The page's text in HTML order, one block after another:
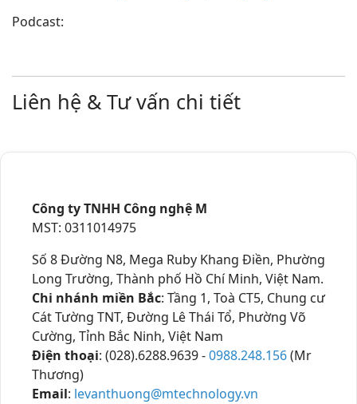
Podcast:
Liên hệ & Tư vấn chi tiết
Công ty TNHH Công nghệ M
MST: 0311014975
Số 8 Đường N8, Mega Ruby Khang Điền, Phường
Long Trường, Thành phố Hồ Chí Minh, Việt Nam.
Chi nhánh miền Bắc: Tầng 1, Toà CT5, Chung cư
Cát Tường TNT, Đường Lê Thái Tổ, Phường Võ
Cường, Tỉnh Bắc Ninh, Việt Nam
Điện thoại: (028).6288.9639 -0988.248.156(Mr
Thương)
Email: levanthuong@mtechnology.vn